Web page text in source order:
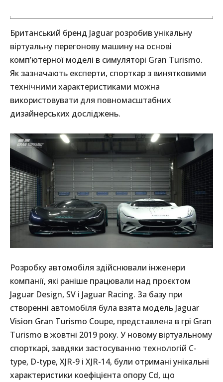
Британський бренд Jaguar розробив унікальну
віртуальну перегонову машину на основі
комп’ютерної моделі в симуляторі Gran Turismo.
Як зазначають експерти, спорткар з винятковими
технічними характеристиками можна
використовувати для повномасштабних
дизайнерських досліджень.
Розробку автомобіля здійснювали інженери
компанії, які раніше працювали над проєктом
Jaguar Design, SV і Jaguar Racing. За базу при
створенні автомобіля була взята модель Jaguar
Vision Gran Turismo Coupe, представлена ​​в грі Gran
Turismo в жовтні 2019 року. У новому віртуальному
спорткарі, завдяки застосуванню технологій C-
type, D-type, XJR-9 і XJR-14, були отримані унікальні
характеристики коефіцієнта опору Cd, що